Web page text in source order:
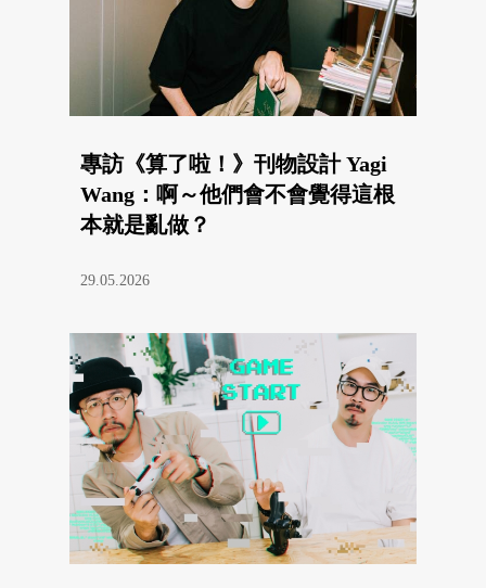
專訪《算了啦！》刊物設計 Yagi
Wang：啊～他們會不會覺得這根
本就是亂做？
29.05.2026